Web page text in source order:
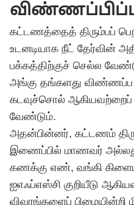
கட்டணத்தைத் திரும்பப்
உடனடியாக நீட் தேர்வின்
பக்கத்திற்குச் செல்ல
அங்கு தங்களது விண்ணப்ப
கடவுச்சொல் ஆகியவற்றைப்
வேண்டும்.
அதன்பின்னர், கட்டணம்
இணைப்பில் மாணவர்
கணக்கு எண், வங்கி
ஐஎஃப்எஸ்சி குறியீடு
விவரங்களைப் பிழையின்றி